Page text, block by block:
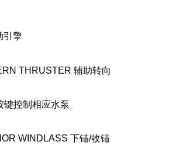
引擎
THRUSTER 辅助转向
键控制相应水泵
WINDLASS 下锚/收锚